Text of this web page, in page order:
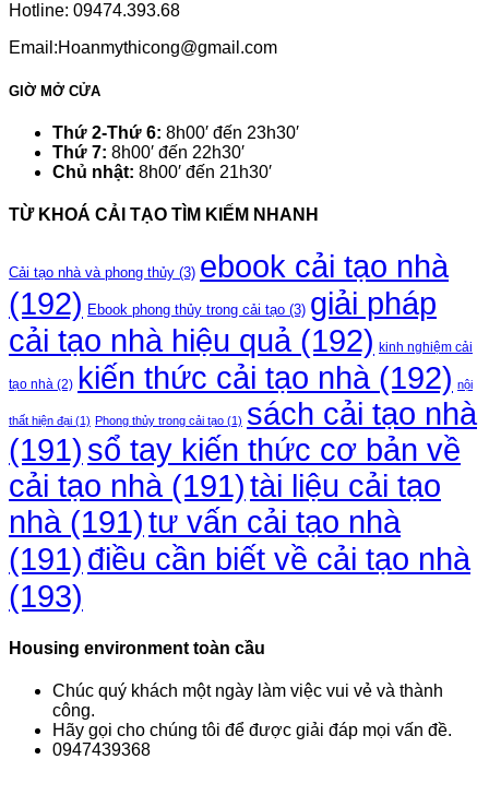
Hotline: 09474.393.68
Email:Hoanmythicong@gmail.com
GIỜ MỞ CỬA
Thứ 2-Thứ 6: 8h00′ đến 23h30′
Thứ 7: 8h00′ đến 22h30′
Chủ nhật: 8h00′ đến 21h30′
TỪ KHOÁ CẢI TẠO TÌM KIẾM NHANH
Cải tạo nhà và phong thủy (3) ebook cải tạo nhà
(192) Ebook phong thủy trong cải tạo (3) giải pháp
cải tạo nhà hiệu quả(192) kinh nghiệm cải
tạo nhà (2) kiến thức cải tạo nhà(192) nội
thất hiện đại (1) Phong thủy trong cải tạo (1) sách cải tạo nhà
(191) sổ tay kiến thức cơ bản về
cải tạo nhà(191)tài liệu cải tạo
nhà(191)tư vấn cải tạo nhà
(191) điều cần biết về cải tạo nhà
(193)
Housing environment toàn cầu
Chúc quý khách một ngày làm việc vui vẻ và thành
công.
Hãy gọi cho chúng tôi để được giải đáp mọi vấn đề.
0947439368